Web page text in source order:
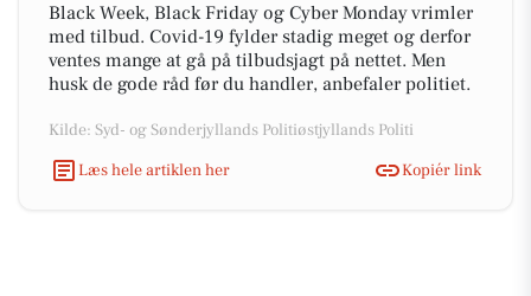
Black Week, Black Friday og Cyber Monday vrimler
med tilbud. Covid-19 fylder stadig meget og derfor
ventes mange at gå på tilbudsjagt på nettet. Men
husk de gode råd før du handler, anbefaler politiet.
Kilde: Syd- og Sønderjyllands Politiøstjyllands Politi
Læs hele artiklen her
Kopiér link